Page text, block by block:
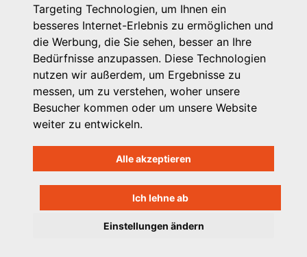
Targeting Technologien, um Ihnen ein
besseres Internet-Erlebnis zu ermöglichen und
die Werbung, die Sie sehen, besser an Ihre
Bedürfnisse anzupassen. Diese Technologien
nutzen wir außerdem, um Ergebnisse zu
messen, um zu verstehen, woher unsere
Besucher kommen oder um unsere Website
weiter zu entwickeln.
Alle akzeptieren
Ich lehne ab
Einstellungen ändern
Michaelkirchstr. 17/18
10179 Berlin
Telefon: 030 – 58 58 17 16 01
E-Mail: info@vpk.de
Mehr Informationen: www.vpk.de
Hilfe
Datenschutzhinweis